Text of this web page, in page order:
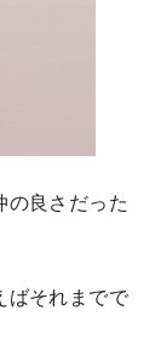
の良さだった
ばそれまでで